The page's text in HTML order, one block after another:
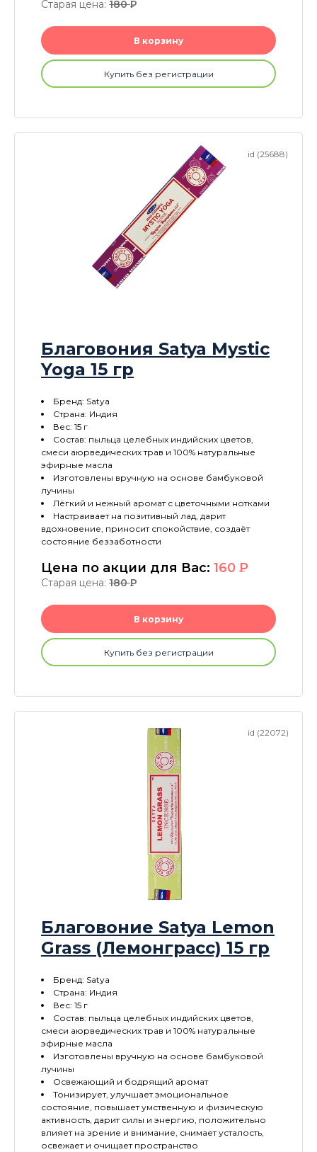
Старая цена: 180P
В корзину
Купить без регистрации
id (25688)
Благовония Satya Mystic
Yoga 15 гр
Бренд: Satya
Страна: Индия
Вес: 15 г
Состав: пыльца целебных индийских цветов,
смеси аюрведических трав и 100% натуральные
эфирные масла
Изготовлены вручную на основе бамбуковой
лучины
Лёгкий и нежный аромат с цветочными нотками
Настраивает на позитивный лад, дарит
вдохновение, приносит спокойствие, создаёт
состояние беззаботности
Цена по акции для Вас: 160 P
Старая цена: 180P
В корзину
Купить без регистрации
id (22072)
Благовоние Satya Lemon
Grass (Лемонграсс) 15 гр
Бренд: Satya
Страна: Индия
Вес: 15 г
Состав: пыльца целебных индийских цветов,
смеси аюрведических трав и 100% натуральные
эфирные масла
Изготовлены вручную на основе бамбуковой
лучины
Освежающий и бодрящий аромат
Тонизирует, улучшает эмоциональное
состояние, повышает умственную и физическую
активность, дарит силы и энергию, положительно
влияет на зрение и внимание, снимает усталость,
освежает и очищает пространство